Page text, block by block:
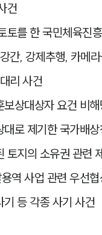
건
토를 한 국민체육진
간, 강제추행, 카메
리 사건
상대상자 요건 비
대로 제기한 국가배
토지의 소유권 관련
역 사업 관련 우선
등 각종 사기 사건